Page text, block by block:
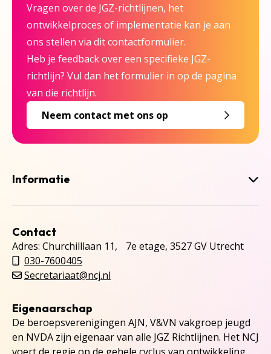
Vragen over de JGZ-richtlijnen, het
ontwikkelproces of implementatie kan je aan
ons stellen via dit contactformulier.
Heb je feedback over een specifieke JGZ-
richtlijn? Vul dan het formulier in op de pagina
van die richtlijn.
Neem contact met ons op
Informatie
Contact
Adres: Churchilllaan 11, 7e etage, 3527 GV Utrecht
030-7600405
Secretariaat@ncj.nl
Eigenaarschap
De beroepsverenigingen AJN, V&VN vakgroep jeugd
en NVDA zijn eigenaar van alle JGZ Richtlijnen. Het NCJ